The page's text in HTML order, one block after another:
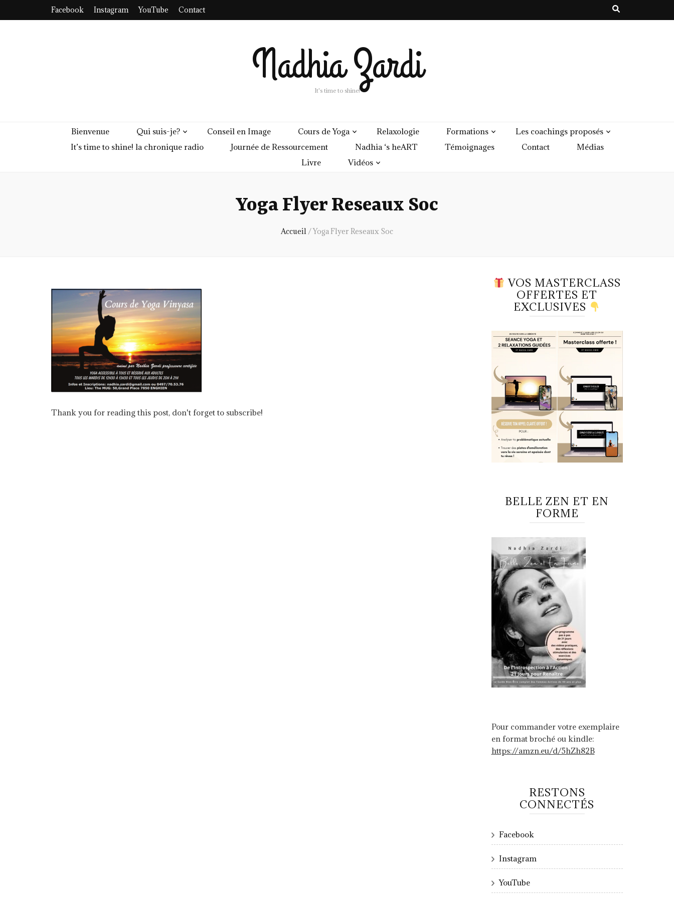
Facebook Instagram YouTube Contact
Nadhia Zardi
It's time to shine!
Bienvenue Qui suis-je? Conseil en Image Cours de Yoga Relaxologie Formations
Les coachings proposés
It’s time to shine! la chronique radio
Journée de Ressourcement Nadhia ‘s heART Témoignages Contact
Médias
Livre
Vidéos
Yoga Flyer Reseaux Soc
Accueil /Yoga Flyer Reseaux Soc
Thank you for reading this post, don't forget to subscribe!
VOS MASTERCLASS
OFFERTES ET
EXCLUSIVES
BELLE ZEN ET EN
FORME
Pour commander votre exemplaire
en format broché ou kindle:
https://amzn.eu/d/5hZh82B
RESTONS
CONNECTÉS
Facebook
Instagram
YouTube